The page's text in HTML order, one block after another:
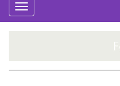
Toggle
navigation